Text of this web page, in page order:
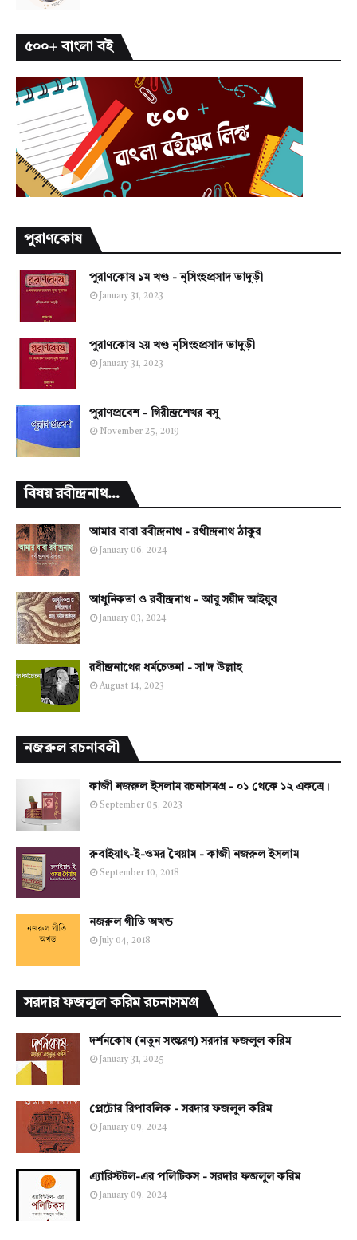
৫০০+ বাংলা বই
পুরাণকোষ
পুরাণকোষ ১ম খণ্ড - নৃসিংহপ্রসাদ ভাদুড়ী
January 31, 2023
পুরাণকোষ ২য় খণ্ড নৃসিংহপ্রসাদ ভাদুড়ী
January 31, 2023
পুরাণপ্রবেশ - গিরীন্দ্রশেখর বসু
November 25, 2019
বিষয় রবীন্দ্রনাথ...
আমার বাবা রবীন্দ্রনাথ - রথীন্দ্রনাথ ঠাকুর
January 06, 2024
আধুনিকতা ও রবীন্দ্রনাথ - আবু সয়ীদ আইয়ুব
January 03, 2024
রবীন্দ্রনাথের ধর্মচেতনা - সা'দ উল্লাহ
August 14, 2023
নজরুল রচনাবলী
কাজী নজরুল ইসলাম রচনাসমগ্র - ০১ থেকে ১২ একত্রে।
September 05, 2023
রুবাইয়াৎ-ই-ওমর খৈয়াম - কাজী নজরুল ইসলাম
September 10, 2018
নজরুল গীতি অখন্ড
July 04, 2018
সরদার ফজলুল করিম রচনাসমগ্র
দর্শনকোষ (নতুন সংস্করণ) সরদার ফজলুল করিম
January 31, 2025
প্লেটোর রিপাবলিক - সরদার ফজলুল করিম
January 09, 2024
এ্যারিস্টটল-এর পলিটিকস - সরদার ফজলুল করিম
January 09, 2024